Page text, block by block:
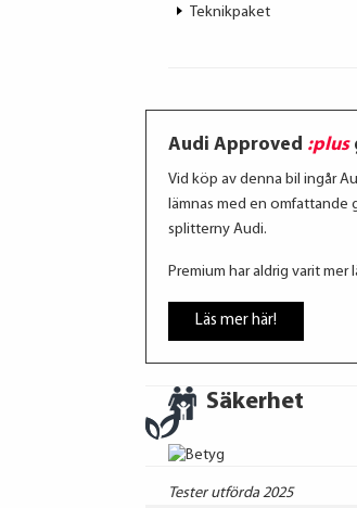
Teknikpaket
Audi Approved :plus
Vid köp av denna bil ingår
lämnas med en omfattande
splitterny Audi.
Premium har aldrig varit mer
Läs mer här!
Säkerhet
Tester utförda 2025